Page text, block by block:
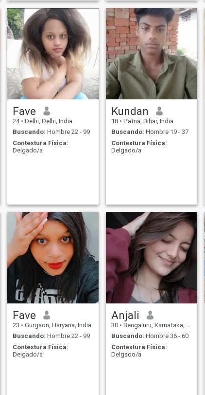
necesita pepole serio que
solo hace familia. Y para una
relación a largo plazo. No
estoy aquí para ningún tipo
de amistad así que plz me
disculpa por cualquier
amistad. El perfil que no
tiene ningún tpicture me
gusta bloquearlos
vivir una vida pacífica. Creo
en la honestidad, el respeto y
la comprensión en una
relación.
Fave
24 • Delhi, Delhi, India
Buscando: Hombre 22 - 99
Contextura Física:
Delgado/a
Kundan
18 • Patna, Bihar, India
Buscando: Hombre 19 - 37
Contextura Física:
Delgado/a
Fave
23 • Gurgaon, Haryana, India
Buscando: Hombre 22 - 99
Contextura Física:
Delgado/a
Anjali
30 • Bengaluru, Karnataka, India
Buscando: Hombre 36 - 60
Contextura Física:
Delgado/a